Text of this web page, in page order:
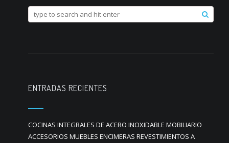
ENTRADAS RECIENTES
COCINAS INTEGRALES DE ACERO INOXIDABLE MOBILIARIO
ACCESORIOS MUEBLES ENCIMERAS REVESTIMIENTOS A